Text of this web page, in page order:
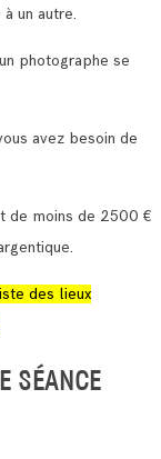
un autre.
photographe se
avez besoin de
de moins de 2500 €
des lieux
SÉANCE